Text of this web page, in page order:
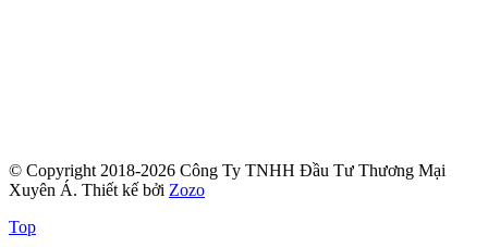
© Copyright 2018-2026 Công Ty TNHH Đầu Tư Thương Mại
Xuyên Á. Thiết kế bởi Zozo
Top